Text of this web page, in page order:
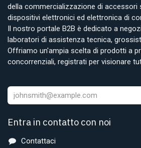
della commercializzazione di accessori
dispositivi elettronici ed elettronica di
Il nostro portale B2B è dedicato a
laboratori di assistenza tecnica,
Offriamo un'ampia scelta di prodotti a
concorrenziali, registrati per visionare
Entra in contatto con noi
Contattaci